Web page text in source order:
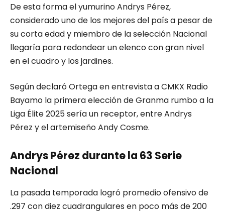
De esta forma el yumurino Andrys Pérez,
considerado uno de los mejores del país a pesar de
su corta edad y miembro de la selección Nacional
llegaría para redondear un elenco con gran nivel
en el cuadro y los jardines.
Según declaró Ortega en entrevista a CMKX Radio
Bayamo la primera elección de Granma rumbo a la
Liga Élite 2025 sería un receptor, entre Andrys
Pérez y el artemiseño Andy Cosme.
Andrys Pérez durante la 63 Serie
Nacional
La pasada temporada logró promedio ofensivo de
.297 con diez cuadrangulares en poco más de 200